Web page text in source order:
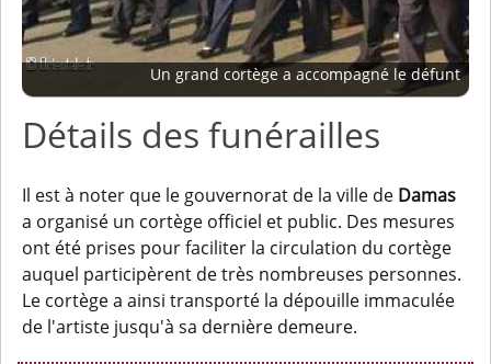
Un grand cortège a accompagné le défunt
Détails des funérailles
Il est à noter que le gouvernorat de la ville de Damas
a organisé un cortège officiel et public. Des mesures
ont été prises pour faciliter la circulation du cortège
auquel participèrent de très nombreuses personnes.
Le cortège a ainsi transporté la dépouille immaculée
de l'artiste jusqu'à sa dernière demeure.